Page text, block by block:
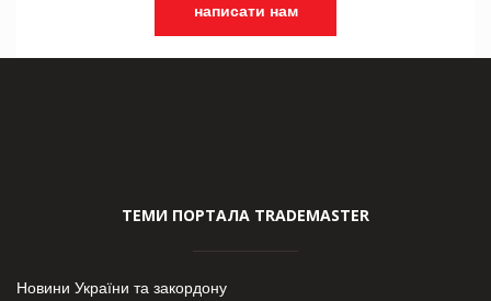
написати нам
ТЕМИ ПОРТАЛА TRADEMASTER
Новини України та закордону